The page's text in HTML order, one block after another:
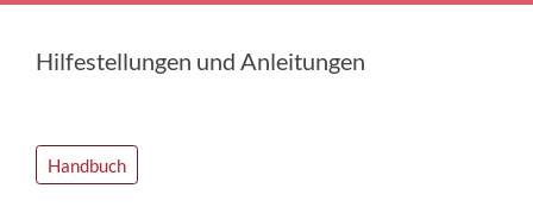
Hilfestellungen und Anleitungen
Handbuch